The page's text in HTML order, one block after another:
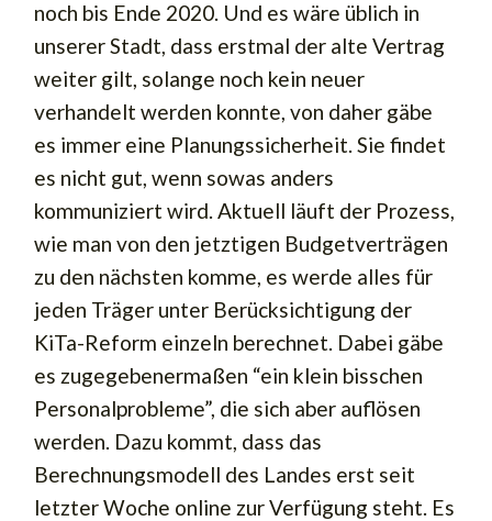
noch bis Ende 2020. Und es wäre üblich in
unserer Stadt, dass erstmal der alte Vertrag
weiter gilt, solange noch kein neuer
verhandelt werden konnte, von daher gäbe
es immer eine Planungssicherheit. Sie findet
es nicht gut, wenn sowas anders
kommuniziert wird. Aktuell läuft der Prozess,
wie man von den jetztigen Budgetverträgen
zu den nächsten komme, es werde alles für
jeden Träger unter Berücksichtigung der
KiTa-Reform einzeln berechnet. Dabei gäbe
es zugegebenermaßen “ein klein bisschen
Personalprobleme”, die sich aber auflösen
werden. Dazu kommt, dass das
Berechnungsmodell des Landes erst seit
letzter Woche online zur Verfügung steht. Es